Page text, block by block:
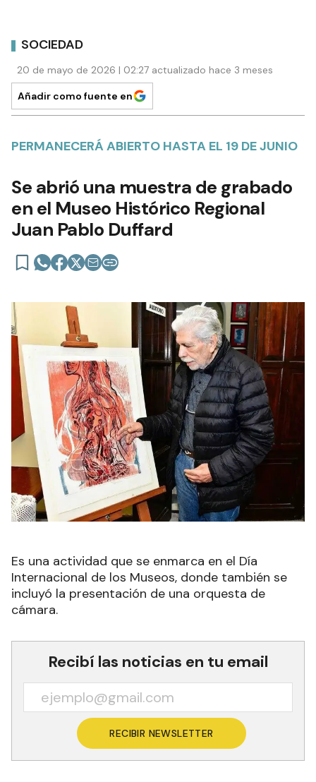
SOCIEDAD
20 de mayo de 2026 | 02:27 actualizado hace 3 meses
Añadir como fuente en
PERMANECERÁ ABIERTO HASTA EL 19 DE JUNIO
Se abrió una muestra de grabado
en el Museo Histórico Regional
Juan Pablo Duffard
Es una actividad que se enmarca en el Día
Internacional de los Museos, donde también se
incluyó la presentación de una orquesta de
cámara.
Recibí las noticias en tu email
RECIBIR NEWSLETTER